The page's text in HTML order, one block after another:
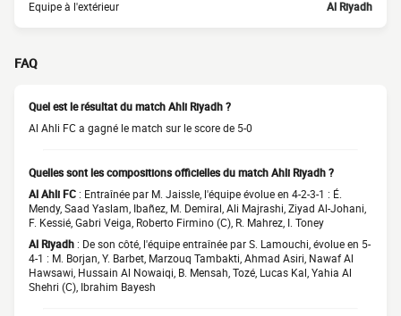
Equipe à l'extérieur Al Riyadh
FAQ
Quel est le résultat du match Ahli Riyadh ?
Al Ahli FC a gagné le match sur le score de 5-0
Quelles sont les compositions officielles du match Ahli Riyadh ?
Al Ahli FC : Entraînée par M. Jaissle, l'équipe évolue en 4-2-3-1 : É.
Mendy, Saad Yaslam, Ibañez, M. Demiral, Ali Majrashi, Ziyad Al-Johani,
F. Kessié, Gabri Veiga, Roberto Firmino (C), R. Mahrez, I. Toney
Al Riyadh : De son côté, l'équipe entraînée par S. Lamouchi, évolue en 5-
4-1 : M. Borjan, Y. Barbet, Marzouq Tambakti, Ahmad Asiri, Nawaf Al
Hawsawi, Hussain Al Nowaiqi, B. Mensah, Tozé, Lucas Kal, Yahia Al
Shehri (C), Ibrahim Bayesh